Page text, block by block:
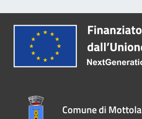
Comune di Mottola